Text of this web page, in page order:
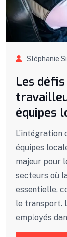
Stéphanie
Les
équipes
L’intégration
équipes
majeur pour
secteurs où
essentielle,
le transport.
employés